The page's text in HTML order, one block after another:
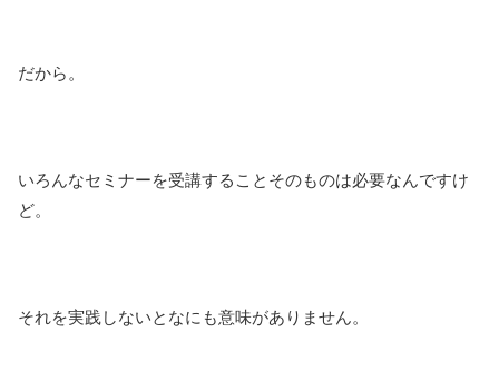
だから。
いろんなセミナーを受講することそのものは必要なんですけ
ど。
それを実践しないとなにも意味がありません。